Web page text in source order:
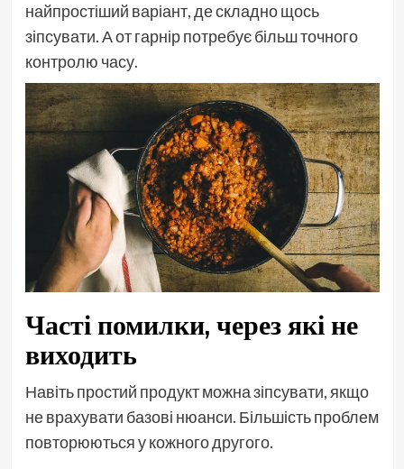
найпростіший варіант, де складно щось
зіпсувати. А от гарнір потребує більш точного
контролю часу.
Часті помилки, через які не
виходить
Навіть простий продукт можна зіпсувати, якщо
не врахувати базові нюанси. Більшість проблем
повторюються у кожного другого.